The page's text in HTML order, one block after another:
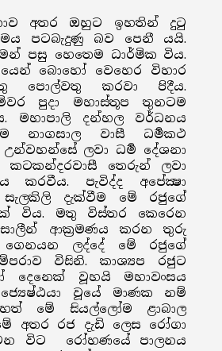
අතර ඔහුට ඉහතින් දුටු
පටබැදුණු බව පෙනී යයි.
පසු හෙතෙම ධාර්මික විය.
බොහෝ වෙහෙර විහාර
පොල්වතු කරවා පිදීය.
පුදා මහාස්තූප තුනටම
මහාපාලි දන්හල වර්ධනය
නාගසාල වාසී ධර්‍මකථ
උන්වහන්සේ ලවා ධර්‍ම දේශනා
කටකන්දරවාසී තෙරුන් ලවා
කරවීය. පැවිද්ද අපේක්‍ෂා
දැක්වීම මේ රජුගේ
විය. මතු විස්තර කෙරෙන
ආක්‍රමණය කරන තුරු
ලද්දේ මේ රජුගේ
විසිනි. කාශ්‍යප රජුට
වූහයි මහාවංසය
වූයේ මාණක නම්
මේ සියල්ලෝම ළාබාල
අතර රජ දැඩි ලෙස රෝගා
විට රෝහණයේ පාලනය